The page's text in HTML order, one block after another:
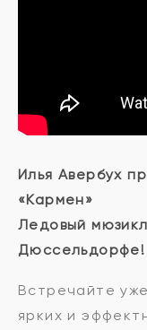
Илья Авербух
«Кармен»
Ледовый
Дюссельдорфе!
Встречайте
ярких и